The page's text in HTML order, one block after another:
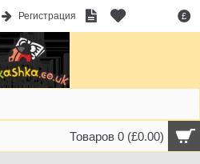
£
Регистрация
Товаров 0 (£0.00)